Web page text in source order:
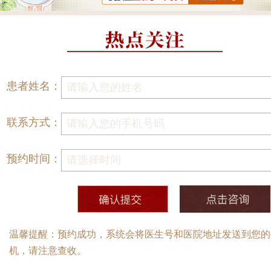
患者姓名：
联系方式：
预约时间：
温馨提醒：预约成功，系统会将医生号和医院地址发送到您
机，请注意查收。